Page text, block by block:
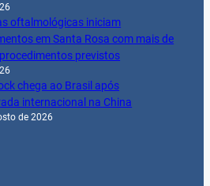
oftalmológicas iniciam
em Santa Rosa com mais de
previstos
chega ao Brasil após
internacional na China
de 2026